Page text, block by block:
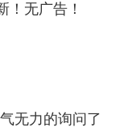
！无广告！
无力的询问了